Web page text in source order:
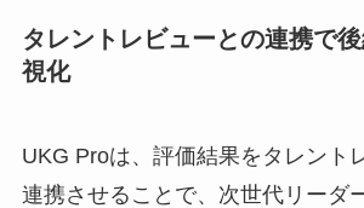
タレントレビューとの連携で
視化
UKG Proは、評価結果をタレント
連携させることで、次世代リーダ